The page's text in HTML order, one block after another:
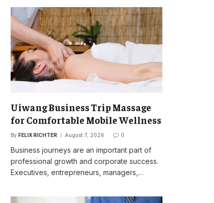
Uiwang Business Trip Massage
for Comfortable Mobile Wellness
By FELIX RICHTER August 7, 2026 0
Business journeys are an important part of
professional growth and corporate success.
Executives, entrepreneurs, managers,…